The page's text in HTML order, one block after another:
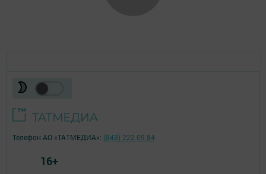
Телефон АО «ТАТМЕДИА»: (843) 222 09 84
16+